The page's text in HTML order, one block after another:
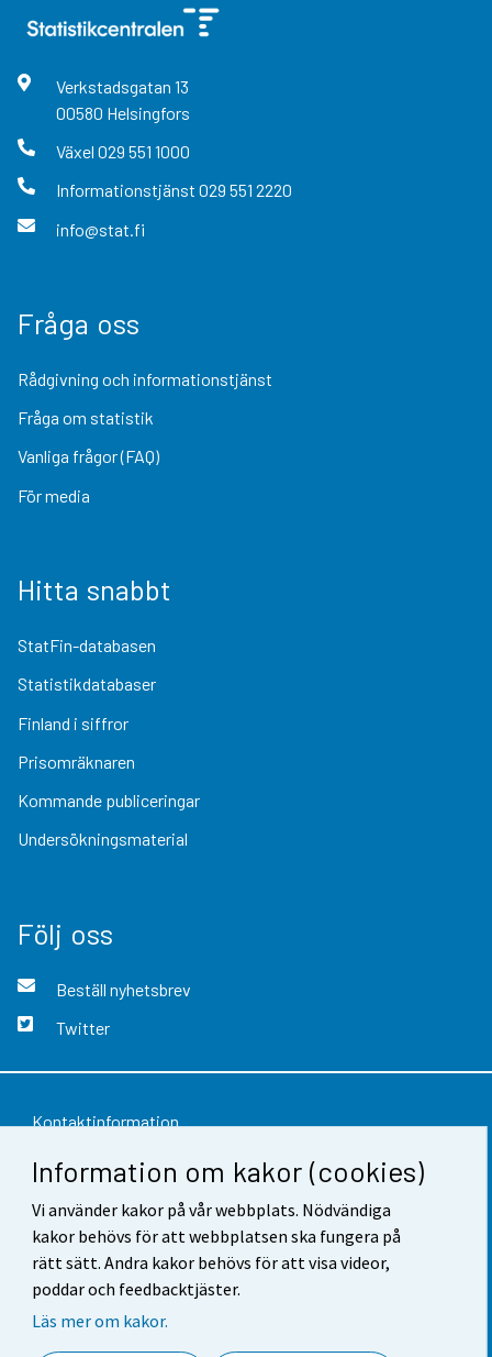
Information om kakor (cookies)
Vi använder kakor på vår webbplats. Nödvändiga
kakor behövs för att webbplatsen ska fungera på
rätt sätt. Andra kakor behövs för att visa videor,
poddar och feedbacktjäster.
Läs mer om kakor.
Verkstadsgatan 13
00580 Helsingfors
Växel 029 551 1000
Informationstjänst 029 551 2220
info@stat.fi
Fråga oss
Rådgivning och informationstjänst
Fråga om statistik
Vanliga frågor (FAQ)
För media
Hitta snabbt
StatFin-databasen
Statistikdatabaser
Finland i siffror
Prisomräknaren
Kommande publiceringar
Undersökningsmaterial
Följ oss
Beställ nyhetsbrev
Twitter
Kontaktinformation
Respons
Användarvillkor
Dataskydd
Tillgänglighet